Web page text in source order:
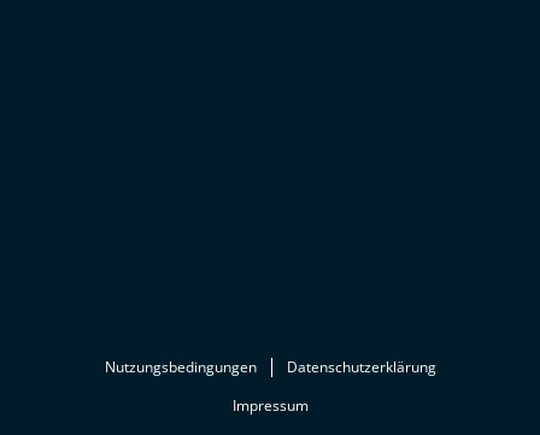
Nutzungsbedingungen
Datenschutzerklärung
Impressum